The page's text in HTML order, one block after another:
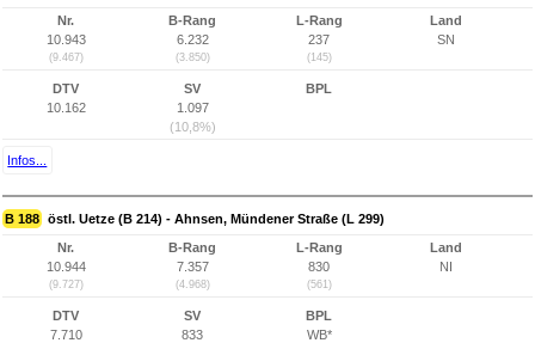
Nr.
10.943
(9.467)
B-Rang
6.232
(3.850)
L-Rang
237
(145)
Land
SN
DTV
10.162
SV
1.097
(10,8%)
BPL
Infos...
B 188 östl. Uetze (B 214) - Ahnsen, Mündener Straße (L 299)
Nr.
10.944
(9.727)
B-Rang
7.357
(4.968)
L-Rang
830
(561)
Land
NI
DTV
7.710
SV
833
BPL
WB*